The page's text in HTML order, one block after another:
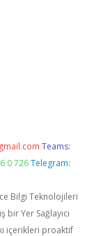
Teams:
0 726 Telegram:
Bilgi Teknolojileri
bir Yer Sağlayıcı
içerikleri proaktif